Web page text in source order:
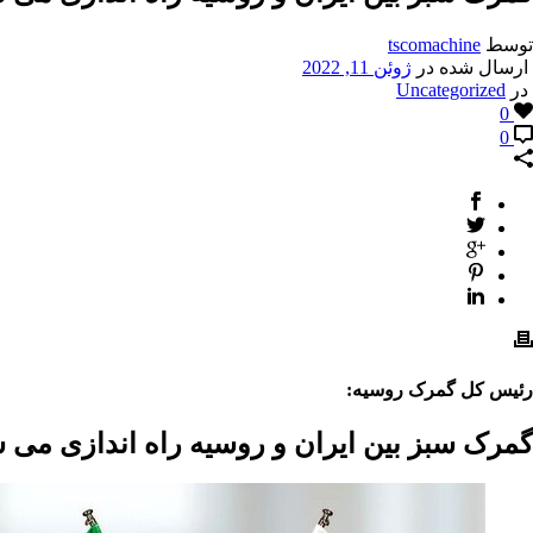
توسط tscomachine
ارسال شده در ژوئن 11, 2022
در Uncategorized
0
رئیس کل گمرک روسیه:
گمرک سبز بین ایران و روسیه راه اندازی